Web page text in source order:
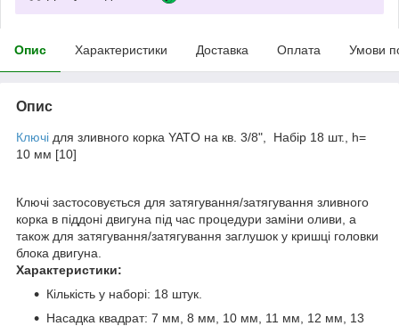
Опис Характеристики Доставка Оплата Умови
Опис
Ключі для зливного корка YATO на кв. 3/8", Набір 18 шт., h=
10 мм [10]
Ключі застосовується для затягування/затягування зливного
корка в піддоні двигуна під час процедури заміни оливи, а
також для затягування/затягування заглушок у кришці головки
блока двигуна.
Характеристики:
Кількість у наборі: 18 штук.
Насадка квадрат: 7 мм, 8 мм, 10 мм, 11 мм, 12 мм, 13